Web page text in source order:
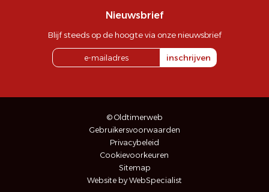
Nieuwsbrief
Blijf steeds op de hoogte via onze nieuwsbrief
inschrijven
© Oldtimerweb
Gebruikersvoorwaarden
Privacybeleid
Cookievoorkeuren
Sitemap
Website by WebSpecialist